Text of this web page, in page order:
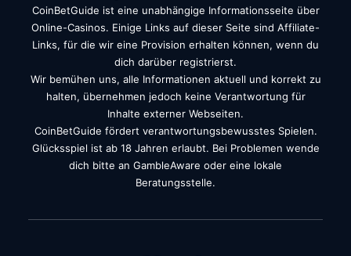
CoinBetGuide ist eine unabhängige Informationsseite über
Online-Casinos. Einige Links auf dieser Seite sind Affiliate-
Links, für die wir eine Provision erhalten können, wenn du
dich darüber registrierst.
Wir bemühen uns, alle Informationen aktuell und korrekt zu
halten, übernehmen jedoch keine Verantwortung für
Inhalte externer Webseiten.
CoinBetGuide fördert verantwortungsbewusstes Spielen.
Glücksspiel ist ab 18 Jahren erlaubt. Bei Problemen wende
dich bitte an GambleAware oder eine lokale
Beratungsstelle.